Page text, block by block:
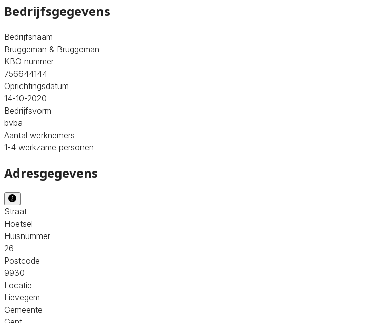
Bedrijfsgegevens
Bedrijfsnaam
Bruggeman & Bruggeman
KBO nummer
756644144
Oprichtingsdatum
14-10-2020
Bedrijfsvorm
bvba
Aantal werknemers
1-4 werkzame personen
Adresgegevens
Straat
Hoetsel
Huisnummer
26
Postcode
9930
Locatie
Lievegem
Gemeente